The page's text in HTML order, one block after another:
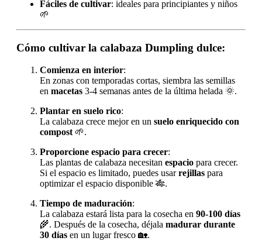
Fáciles de cultivar: ideales para principiantes y niños
🌱
Cómo cultivar la calabaza Dumpling dulce:
Comienza en interior:
En zonas con temporadas cortas, siembra las semillas
en macetas 3-4 semanas antes de la última helada 🌞.
Plantar en suelo rico:
La calabaza crece mejor en un suelo enriquecido con
compost🌱.
Proporcione espacio para crecer:
Las plantas de calabaza necesitan espacio para crecer.
Si el espacio es limitado, puedes usarrejillas para
optimizar el espacio disponible 🎋.
Tiempo de maduración:
La calabaza estará lista para la cosecha en 90-100 días
🌾. Después de la cosecha, déjala madurar durante
30 días en un lugar fresco 🏡.